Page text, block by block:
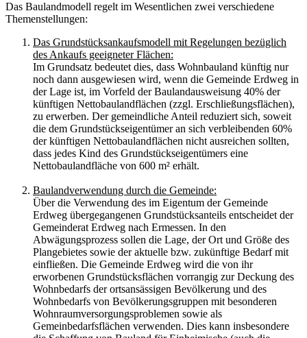
Das Baulandmodell regelt im Wesentlichen zwei verschiedene
Themenstellungen:
Das Grundstücksankaufsmodell mit Regelungen bezüglich
des Ankaufs geeigneter Flächen:
Im Grundsatz bedeutet dies, dass Wohnbauland künftig nur
noch dann ausgewiesen wird, wenn die Gemeinde Erdweg in
der Lage ist, im Vorfeld der Baulandausweisung 40% der
künftigen Nettobaulandflächen (zzgl. Erschließungsflächen),
zu erwerben. Der gemeindliche Anteil reduziert sich, soweit
die dem Grundstückseigentümer an sich verbleibenden 60%
der künftigen Nettobaulandflächen nicht ausreichen sollten,
dass jedes Kind des Grundstückseigentümers eine
Nettobaulandfläche von 600 m² erhält.
Baulandverwendung durch die Gemeinde:
Über die Verwendung des im Eigentum der Gemeinde
Erdweg übergegangenen Grundstücksanteils entscheidet der
Gemeinderat Erdweg nach Ermessen. In den
Abwägungsprozess sollen die Lage, der Ort und Größe des
Plangebietes sowie der aktuelle bzw. zukünftige Bedarf mit
einfließen. Die Gemeinde Erdweg wird die von ihr
erworbenen Grundstücksflächen vorrangig zur Deckung des
Wohnbedarfs der ortsansässigen Bevölkerung und des
Wohnbedarfs von Bevölkerungsgruppen mit besonderen
Wohnraumversorgungsproblemen sowie als
Gemeinbedarfsflächen verwenden. Dies kann insbesondere